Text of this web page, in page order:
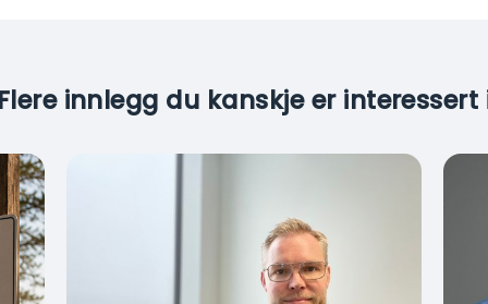
innlegg du kanskje er interessert